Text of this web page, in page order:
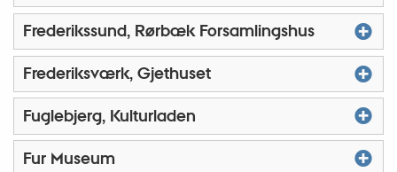
Frederikssund, Rørbæk Forsamlingshus
Frederiksværk, Gjethuset
Fuglebjerg, Kulturladen
Fur Museum